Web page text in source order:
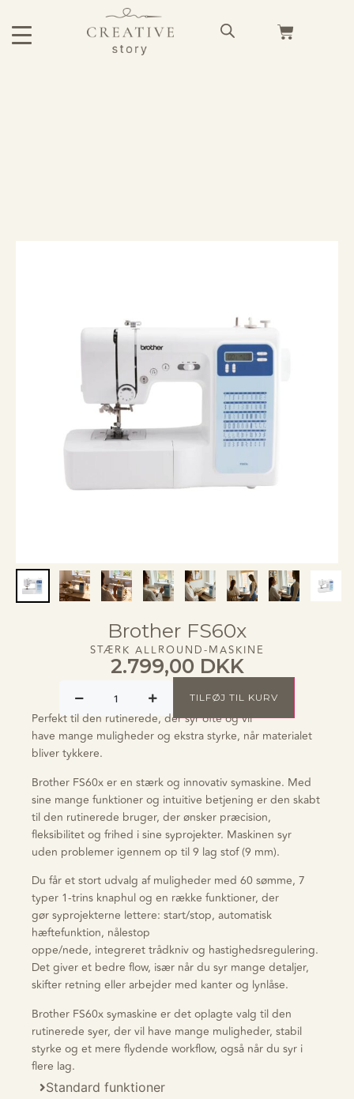
Brother FS60x
STÆRK ALLROUND-MASKINE
2.799,00 DKK
TILFØJ TIL KURV
Perfekt til den rutinerede, der syr ofte og vil
have mange muligheder og ekstra styrke, når materialet
bliver tykkere.
Brother FS60x er en stærk og innovativ symaskine. Med
sine mange funktioner og intuitive betjening er den skabt
til den rutinerede bruger, der ønsker præcision,
fleksibilitet og frihed i sine syprojekter. Maskinen syr
uden problemer igennem op til 9 lag stof (9 mm).
Du får et stort udvalg af muligheder med 60 sømme, 7
typer 1-trins knaphul og en række funktioner, der
gør syprojekterne lettere: start/stop, automatisk
hæftefunktion, nålestop
oppe/nede, integreret trådkniv og hastighedsregulering.
Det giver et bedre flow, især når du syr mange detaljer,
skifter retning eller arbejder med kanter og lynlåse.
Brother FS60x symaskine er det oplagte valg til den
rutinerede syer, der vil have mange muligheder, stabil
styrke og et mere flydende workflow, også når du syr i
flere lag.
Standard funktioner